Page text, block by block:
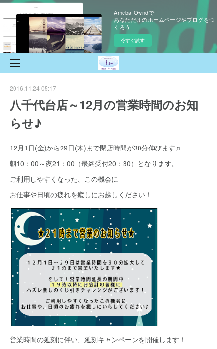
Ameba Owndで
あなただけのホームページやブログをつ
くろう
今すぐ試す
2016.11.24 05:17
八千代台店～12月の営業時間のお知
らせ♪
12月1日(金)から29日(木)まで閉店時間が30分伸びます♫
朝10：00～夜21：00（最終受付20：30）となります。
ご利用しやすくなった、この機会に
お仕事や日頃の疲れを癒しにお越しください！
営業時間の延刻に伴い、延刻キャンペーンを開催します！